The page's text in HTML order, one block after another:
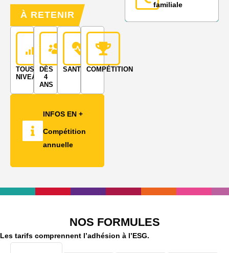
À RETENIR
TOUS
NIVEAUX
DÈS
4
ANS
SANTÉ COMPÉTITION
INFOS EN +
Compétition
annuelle
familiale
NOS FORMULES
Les tarifs comprennent l’adhésion à l’ESG.